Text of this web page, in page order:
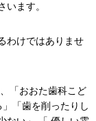
ます。
わけではありませ
「おおた歯科こど
「歯を削ったりし